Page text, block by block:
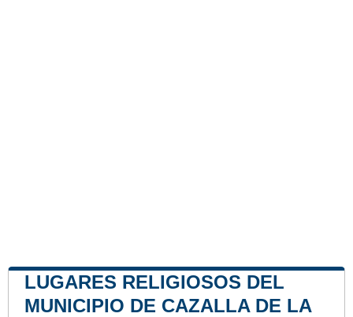
LUGARES RELIGIOSOS DEL
MUNICIPIO DE CAZALLA DE LA